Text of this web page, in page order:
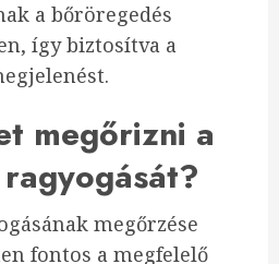
a bőröregedés
így biztosítva a
megőrizni a
megőrzése
fontos a megfelelő